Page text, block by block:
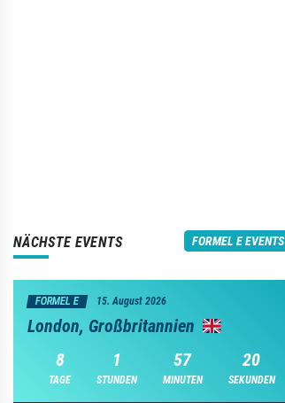
NÄCHSTE EVENTS FORMEL E EVENTS
FORMEL E 15. August 2026
London, Großbritannien
8
TAGE
1
STUNDEN
57
MINUTEN
19
SEKUNDEN